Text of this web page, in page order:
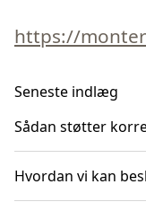
https://
Seneste indlæg
Sådan støtter
Hvordan vi kan